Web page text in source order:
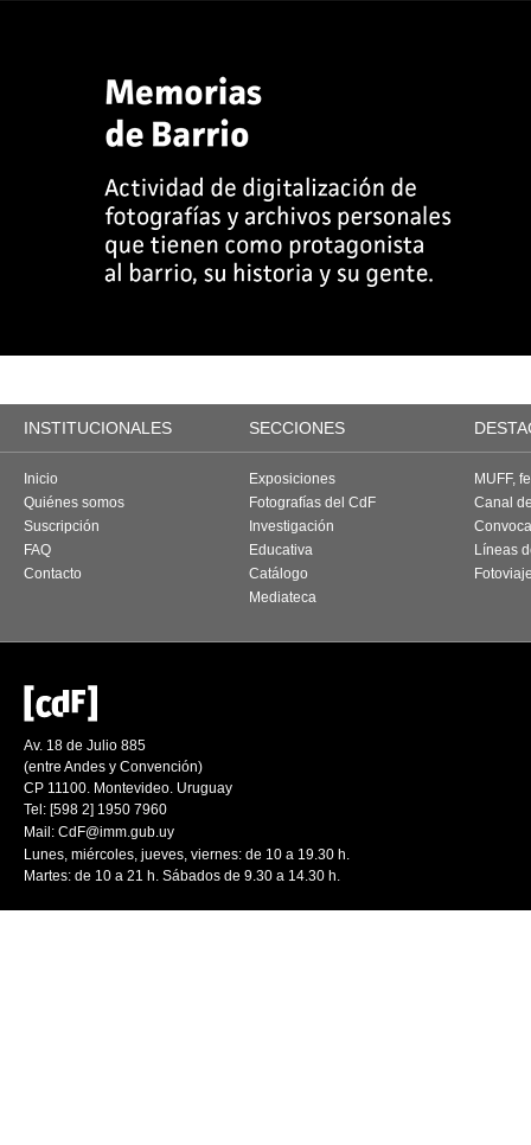
INSTITUCIONALES SECCIONES
Inicio
Quiénes somos
Suscripción
FAQ
Contacto
Exposiciones
Fotografías del CdF
Investigación
Educativa
Catálogo
Mediateca
MUFF,
Canal
Líneas
Av. 18 de Julio 885
(entre Andes y Convención)
CP 11100. Montevideo. Uruguay
Tel: [598 2] 1950 7960
Mail: CdF@imm.gub.uy
Lunes, miércoles, jueves, viernes: de 10 a 19.30 h.
Martes: de 10 a 21 h. Sábados de 9.30 a 14.30 h.